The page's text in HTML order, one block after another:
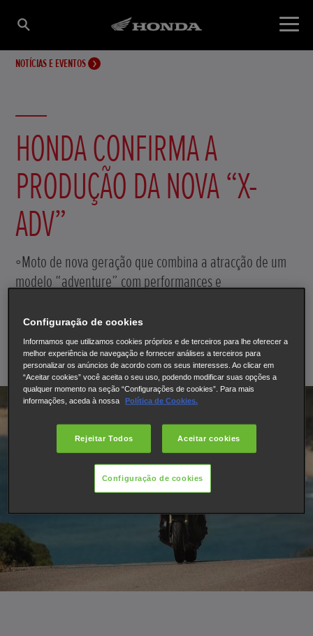
NOTÍCIAS E EVENTOS
HONDA CONFIRMA A
PRODUÇÃO DA NOVA “X-
ADV”
◦Moto de nova geração que combina a atracção de um
modelo “adventure” com performances e
público no Salão EICMA de Milão em Novembro de 2016
15 de setembro de 2016
Configuração de cookies
Informamos que utilizamos cookies próprios e de terceiros para lhe oferecer a
melhor experiência de navegação e fornecer análises a terceiros para
personalizar os anúncios de acordo com os seus interesses. Ao clicar em
“Aceitar cookies” você aceita o seu uso, podendo modificar suas opções a
qualquer momento na seção “Configurações de cookies”. Para mais
informações, aceda à nossa
Política de Cookies.
Rejeitar Todos Aceitar cookies
Configuração de cookies